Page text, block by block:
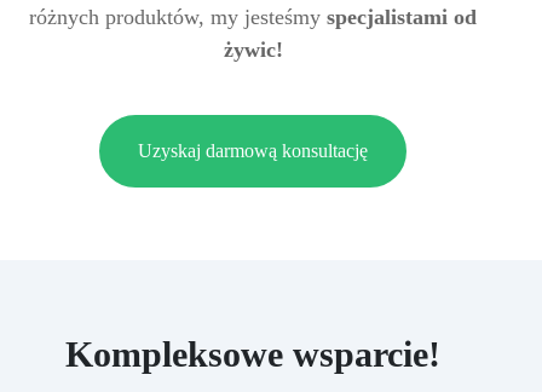
różnych produktów, my jesteśmy specjalistami od
żywic!
Uzyskaj darmową konsultację
Kompleksowe wsparcie!